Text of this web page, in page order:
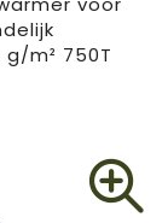
m² 750T